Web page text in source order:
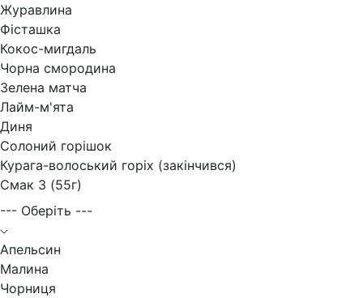
Журавлина
Фісташка
Кокос-мигдаль
Чорна смородина
Зелена матча
Лайм-м'ята
Диня
Солоний горішок
Курага-волоський горіх (закінчився)
Смак 3 (55г)
--- Оберіть ---
Апельсин
Малина
Чорниця